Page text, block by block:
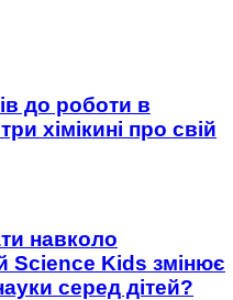
до роботи в
хімікині про свій
навколо
Science Kids змінює
серед дітей?